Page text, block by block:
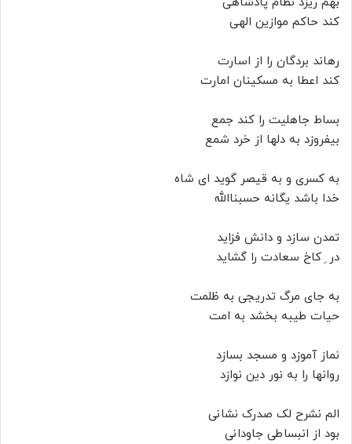
کند حاکم موازین الهی
رهاند بردگان را از اسارت
کند اعطا به مسکینان امارت
بساط جاهلیت را کند جمع
بیفروزد به دلها از خرد شمع
به کسری و به قیصر گوید ای شاه
خدا باشد یگانه حسبناالله
تمدن سازد و دانش فزاید
در ِ کاخ سعادت را گشاید
به جای مرگ تدریجی به ظلمت
حیات طیبه بخشد به امت
نماز آموزد و مسجد بسازد
روانها را به نور دین نوازد
الم نشرح لک صدرک نشانی
بود از انبساطی جاودانی